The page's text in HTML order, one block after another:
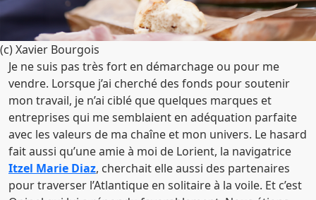
(c) Xavier Bourgois
Je ne suis pas très fort en démarchage ou pour me
vendre. Lorsque j’ai cherché des fonds pour soutenir
mon travail, je n’ai ciblé que quelques marques et
entreprises qui me semblaient en adéquation parfaite
avec les valeurs de ma chaîne et mon univers. Le hasard
fait aussi qu’une amie à moi de Lorient, la navigatrice
Itzel Marie Diaz, cherchait elle aussi des partenaires
pour traverser l’Atlantique en solitaire à la voile. Et c’est